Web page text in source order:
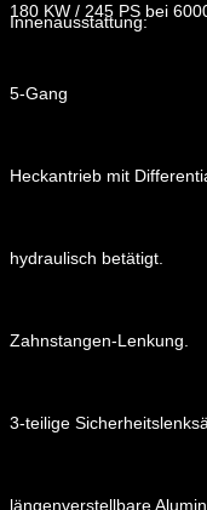
Innenausstattung:
180 KW / 245 PS bei
5-Gang
Heckantrieb mit
hydraulisch betätigt.
Zahnstangen-Lenkung.
3-teilige
längenverstellbare